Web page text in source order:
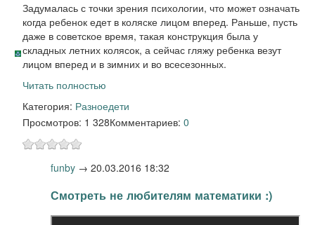
Задумалась с точки зрения психологии, что может означать
когда ребенок едет в коляске лицом вперед. Раньше, пусть
даже в советское время, такая конструкция была у
складных летних колясок, а сейчас гляжу ребенка везут
лицом вперед и в зимних и во всесезонных.
Читать полностью
Категория: Разноедети
Просмотров: 1 328Комментариев: 0
funby → 20.03.2016 18:32
Смотреть не любителям математики :)